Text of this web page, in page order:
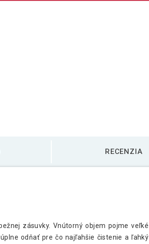
RECENZIA
zásuvky. Vnútorný objem pojme veľké
odňať pre čo najľahšie čistenie a ľahký